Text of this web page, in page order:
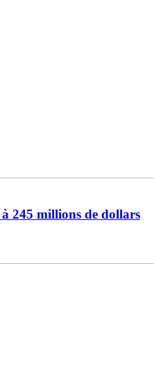
245 millions de dollars